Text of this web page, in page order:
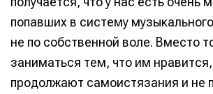
Написание
Исполнение
Продакшн
Написание
Исполнение
Продакшн
попавших в систему
не по собственной воле. Вместо
заниматься тем, что им
продолжают самоистязания и не